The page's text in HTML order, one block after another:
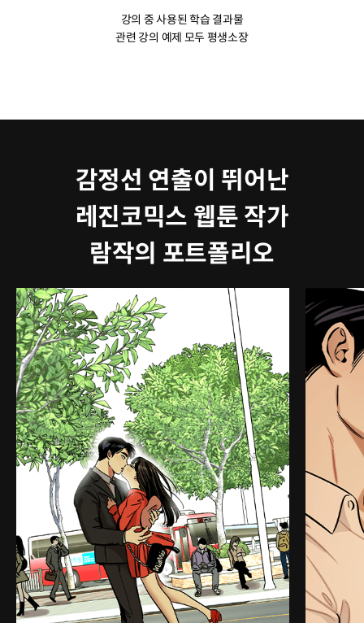
강의 중 사용된 학습 결과물
관련 강의 예제 모두 평생소장
감정선 연출이 뛰어난
레진코믹스 웹툰 작가
람작의 포트폴리오